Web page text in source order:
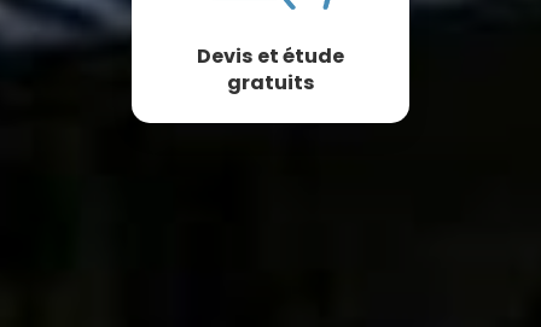
Devis et étude
gratuits